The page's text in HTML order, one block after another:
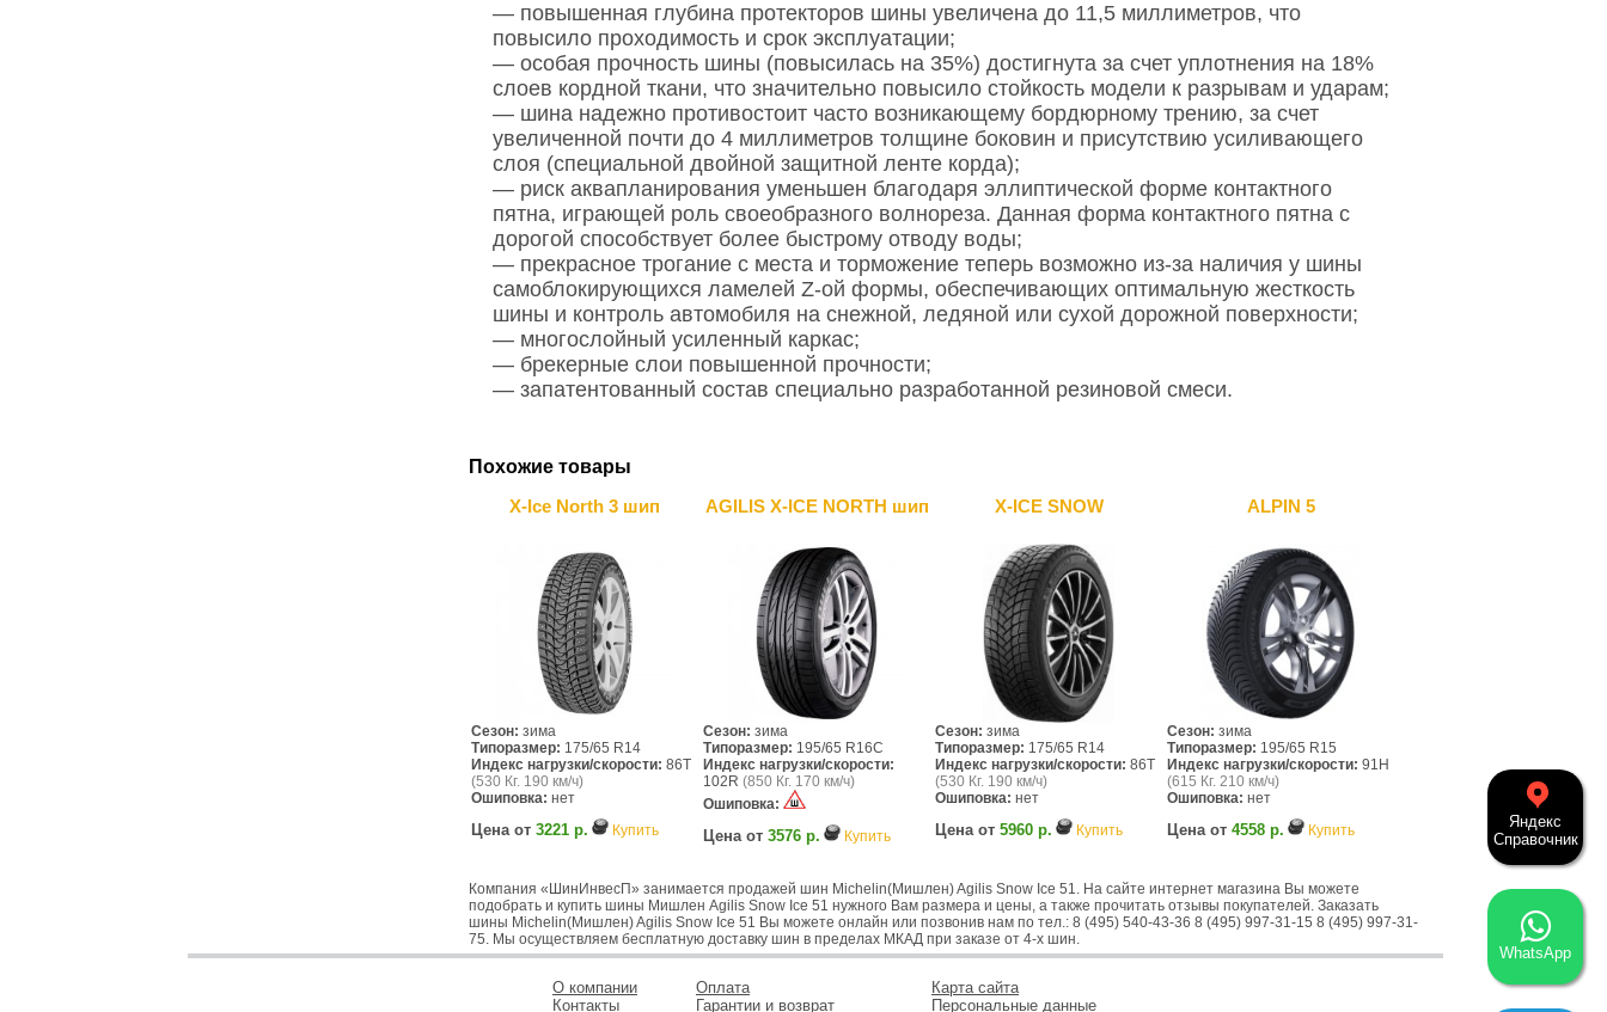
— повышенная глубина протекторов шины увеличена до 11,5 миллиметров, что
повысило проходимость и срок эксплуатации;
— особая прочность шины (повысилась на 35%) достигнута за счет уплотнения на 18%
слоев кордной ткани, что значительно повысило стойкость модели к разрывам и ударам;
— шина надежно противостоит часто возникающему бордюрному трению, за счет
увеличенной почти до 4 миллиметров толщине боковин и присутствию усиливающего
слоя (специальной двойной защитной ленте корда);
— риск аквапланирования уменьшен благодаря эллиптической форме контактного
пятна, играющей роль своеобразного волнореза. Данная форма контактного пятна с
дорогой способствует более быстрому отводу воды;
— прекрасное трогание с места и торможение теперь возможно из-за наличия у шины
самоблокирующихся ламелей Z-ой формы, обеспечивающих оптимальную жесткость
шины и контроль автомобиля на снежной, ледяной или сухой дорожной поверхности;
— многослойный усиленный каркас;
— брекерные слои повышенной прочности;
— запатентованный состав специально разработанной резиновой смеси.
Похожие товары
X-Ice North 3 шип
Сезон: зима
Типоразмер: 175/65 R14
Индекс нагрузки/скорости: 86T
(530 Кг. 190 км/ч)
Ошиповка: нет
Цена от 3221 р. Купить
AGILIS X-ICE NORTH шип
Сезон: зима
Типоразмер: 195/65 R16C
Индекс нагрузки/скорости:
102R (850 Кг. 170 км/ч)
Ошиповка:
Цена от 3576 р. Купить
X-ICE SNOW
Сезон: зима
Типоразмер: 175/65 R14
Индекс нагрузки/скорости: 86T
(530 Кг. 190 км/ч)
Ошиповка: нет
Цена от 5960 р. Купить
ALPIN 5
Сезон: зима
Типоразмер: 195/65 R15
Индекс нагрузки/скорости: 91H
(615 Кг. 210 км/ч)
Ошиповка: нет
Цена от 4558 р. Купить
Компания «ШинИнвесП» занимается продажей шин Michelin(Мишлен) Agilis Snow Ice 51. На сайте интернет магазина Вы можете
подобрать и купить шины Мишлен Agilis Snow Ice 51 нужного Вам размера и цены, а также прочитать отзывы покупателей. Заказать
шины Michelin(Мишлен) Agilis Snow Ice 51 Вы можете онлайн или позвонив нам по тел.: 8 (495) 540-43-36 8 (495) 997-31-15 8 (495) 997-31-
75. Мы осуществляем бесплатную доставку шин в пределах МКАД при заказе от 4-х шин.
О компании
Контакты
Оплата
Гарантии и возврат
Карта сайта
Персональные данные
Яндекс
Справочник
WhatsApp